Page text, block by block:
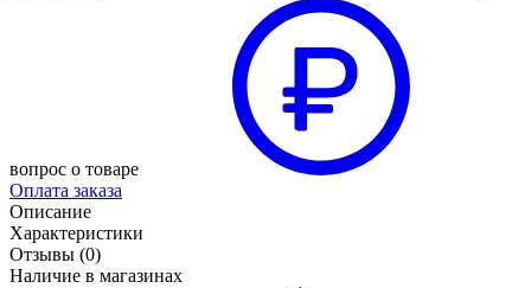
вопрос о товаре
Оплата заказа
Описание
Характеристики
Отзывы (0)
Наличие в магазинах